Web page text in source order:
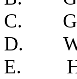
C.
D.
E.